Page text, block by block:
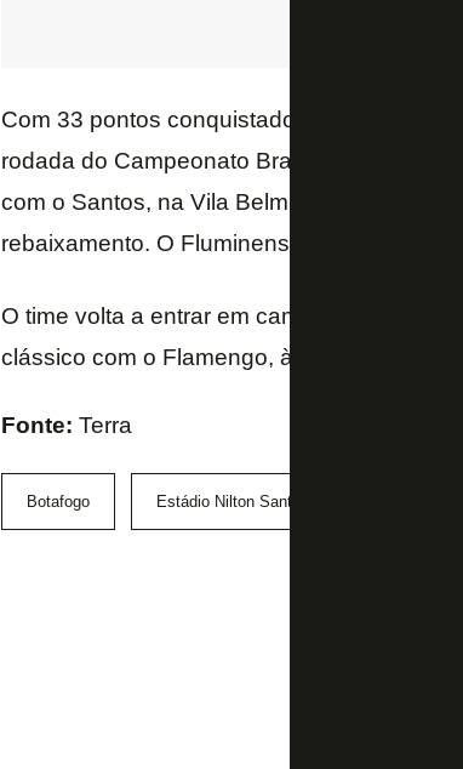
Com 33 pontos conquistados, o Botafogo
rodada do Campeonato Brasileiro. Neste
com o Santos, na Vila Belmiro. O time
rebaixamento. O Fluminense abre o Z4,
O time volta a entrar em campo no Nilton
clássico com o Flamengo, às 20h (de
Fonte: Terra
Botafogo Estádio Nilton Santos